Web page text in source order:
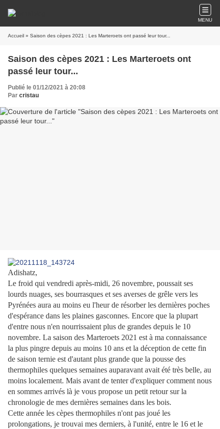
MENU
Accueil » Saison des cèpes 2021 : Les Marteroets ont passé leur tour...
Saison des cèpes 2021 : Les Marteroets ont
passé leur tour...
Publié le 01/12/2021 à 20:08
Par cristau
Adishatz,
Le froid qui vendredi après-midi, 26 novembre, poussait ses
lourds nuages, ses bourrasques et ses averses de grêle vers les
Pyrénées aura au moins eu l'heur de résorber les dernières poches
d'espérance dans les plaines gasconnes. Encore que la plupart
d'entre nous n'en nourrissaient plus de grandes depuis le 10
novembre. La saison des Marteroets 2021 est à ma connaissance
la plus pingre depuis au moins 10 ans et la déception de cette fin
de saison ternie est d'autant plus grande que la pousse des
thermophiles quelques semaines auparavant avait été très belle, au
moins localement. Mais avant de tenter d'expliquer comment nous
en sommes arrivés là je vous propose un petit retour sur la
chronologie de mes dernières semaines dans les bois.
Cette année les cèpes thermophiles n'ont pas joué les
prolongations, je trouvai mes derniers, à l'unité, entre le 16 et le